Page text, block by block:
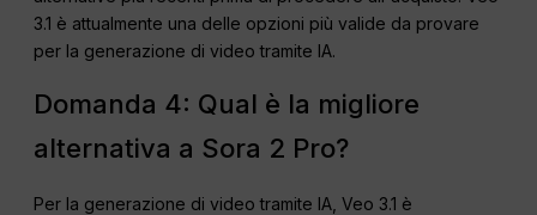
3.1 è attualmente una delle opzioni più valide da provare
per la generazione di video tramite IA.
Domanda 4: Qual è la migliore
alternativa a Sora 2 Pro?
Per la generazione di video tramite IA, Veo 3.1 è